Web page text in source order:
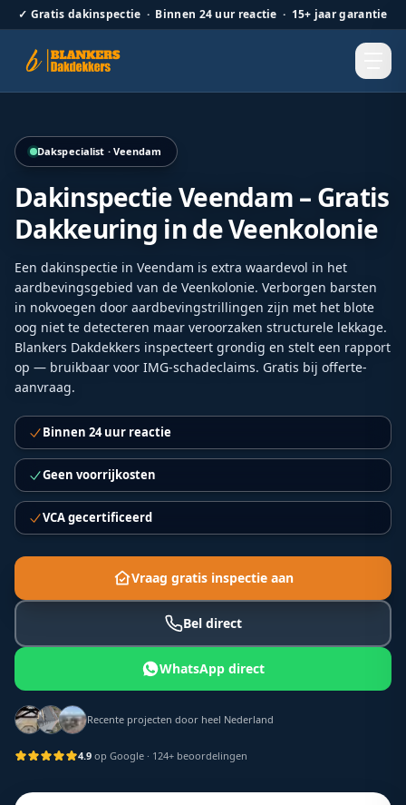
✓ Gratis dakinspectie · Binnen 24 uur reactie · 15+ jaar garantie
Dakspecialist · Veendam
Dakinspectie Veendam – Gratis
Dakkeuring in de Veenkolonie
Een dakinspectie in Veendam is extra waardevol in het
aardbevingsgebied van de Veenkolonie. Verborgen barsten
in nokvoegen door aardbevingstrillingen zijn met het blote
oog niet te detecteren maar veroorzaken structurele lekkage.
Blankers Dakdekkers inspecteert grondig en stelt een rapport
op — bruikbaar voor IMG-schadeclaims. Gratis bij offerte-
aanvraag.
Binnen 24 uur reactie
Geen voorrijkosten
VCA gecertificeerd
Vraag gratis inspectie aan
Bel direct
WhatsApp direct
Recente projecten door heel Nederland
4.9 op Google · 124+ beoordelingen